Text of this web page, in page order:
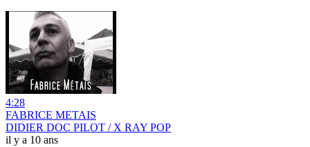
4:28
FABRICE METAIS
DIDIER DOC PILOT / X RAY POP
il y a 10 ans